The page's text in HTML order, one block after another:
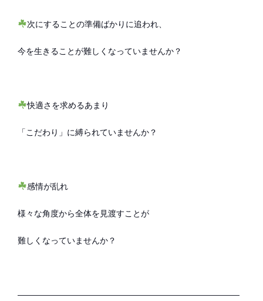
次にすることの準備ばかりに追われ、
今を生きることが難しくなっていませんか？
快適さを求めるあまり
「こだわり」に縛られていませんか？
感情が乱れ
様々な角度から全体を見渡すことが
難しくなっていませんか？
———————————————————————————